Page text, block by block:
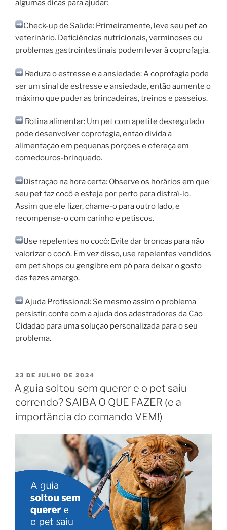
algumas dicas para ajudar:
Check-up de Saúde: Primeiramente, leve seu pet ao
veterinário. Deficiências nutricionais, verminoses ou
problemas gastrointestinais podem levar à coprofagia.
Reduza o estresse e a ansiedade: A coprofagia pode
ser um sinal de estresse e ansiedade, então aumente o
máximo que puder as brincadeiras, treinos e passeios.
Rotina alimentar: Um pet com apetite desregulado
pode desenvolver coprofagia, então divida a
alimentação em pequenas porções e ofereça em
comedouros-brinquedo.
Distração na hora certa: Observe os horários em que
seu pet faz cocô e esteja por perto para distraí-lo.
Assim que ele fizer, chame-o para outro lado, e
recompense-o com carinho e petiscos.
Use repelentes no cocô: Evite dar broncas para não
valorizar o cocô. Em vez disso, use repelentes vendidos
em pet shops ou gengibre em pó para deixar o gosto
das fezes amargo.
Ajuda Profissional: Se mesmo assim o problema
persistir, conte com a ajuda dos adestradores da Cão
Cidadão para uma solução personalizada para o seu
problema.
23 DE JULHO DE 2024
A guia soltou sem querer e o pet saiu
correndo? SAIBA O QUE FAZER (e a
importância do comando VEM!)